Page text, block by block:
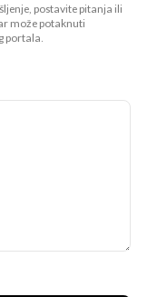
postavite pitanja ili
može potaknuti
portala.